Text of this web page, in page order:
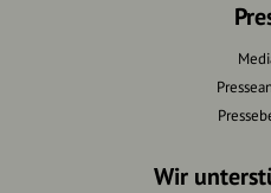
Wir